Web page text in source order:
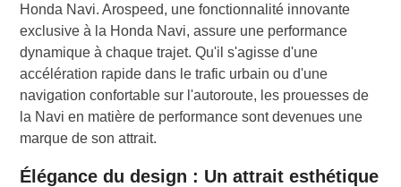
Honda Navi. Arospeed, une fonctionnalité innovante
exclusive à la Honda Navi, assure une performance
dynamique à chaque trajet. Qu'il s'agisse d'une
accélération rapide dans le trafic urbain ou d'une
navigation confortable sur l'autoroute, les prouesses de
la Navi en matière de performance sont devenues une
marque de son attrait.
Élégance du design : Un attrait esthétique